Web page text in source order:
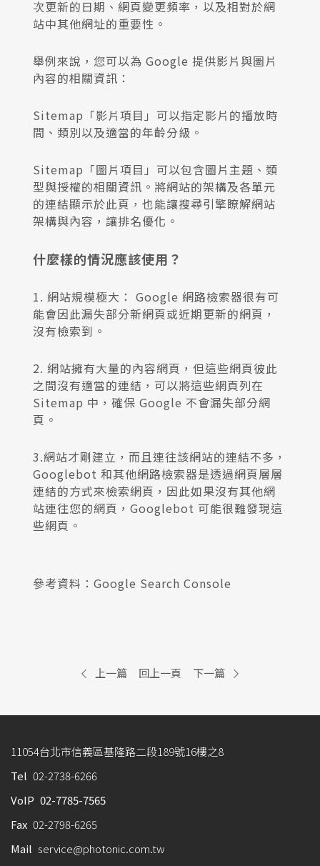
次更新的日期、網頁變更頻率，以及相對於網
站中其他網址的重要性。
舉例來說，您可以為 Google 提供影片與圖片
內容的相關資訊：
Sitemap「影片項目」可以指定影片的播放時
間、類別以及適當的年齡分級。
Sitemap「圖片項目」可以包含圖片主題、類
型與授權的相關資訊。將網站的架構及各單元
的連結顯示於此頁，也能讓搜尋引擎瞭解網站
架構與內容，讓排名優化。
什麼樣的情況應該使用？
1. 網站規模極大： Google 網路檢索器很有可
能會因此漏失部分新網頁或近期更新的網頁，
沒有檢索到。
2. 網站擁有大量的內容網頁，但這些網頁彼此
之間沒有適當的連結，可以將這些網頁列在
Sitemap 中，確保 Google 不會漏失部分網
頁。
3.網站才剛建立，而且連往該網站的連結不多，
Googlebot 和其他網路檢索器是透過網頁層層
連結的方式來檢索網頁，因此如果沒有其他網
站連往您的網頁，Googlebot 可能很難發現這
些網頁。
參考資料：Google Search Console
上一篇 回上一頁 下一篇
11054台北市信義區基隆路二段189號16樓之8
Tel 02-2738-6266
VoIP 02-7785-7565
Fax 02-2798-6265
Mail service@photonic.com.tw